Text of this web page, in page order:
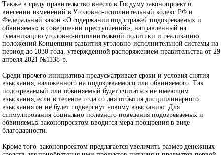
Также в среду правительство внесло в Госдуму законопроект о
внесении изменений в Уголовно-исполнительный кодекс РФ и
Федеральный закон «О содержании под стражей подозреваемых и
обвиняемых в совершении преступлений», направленный на
гуманизацию уголовно-исполнительной политики и реализацию
положений Концепции развития уголовно-исполнительной системы на
период до 2030 года, утвержденной распоряжением правительства от 29
апреля 2021 №1138-р.
Среди прочего инициатива предусматривает сроки и условия снятия
взыскания, наложенного на подозреваемого или обвиняемого. Так
подозреваемый или обвиняемый будет считаться не имеющим
взыскания, если в течение года со дня отбытия дисциплинарного
взыскания он не будет подвергнут новому взысканию. Для
стимулирования социально полезного поведения подозреваемых и
обвиняемых законопроектом вводится мера поощрения в виде
благодарности.
Кроме того, законопроектом предлагается увеличить размер денежных